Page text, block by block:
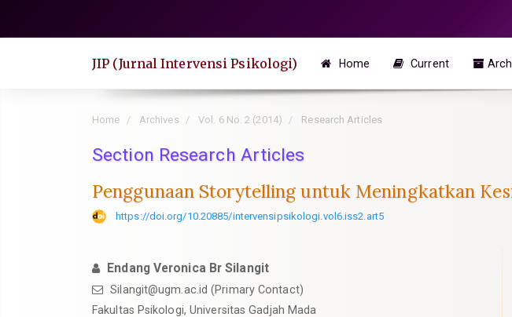
JIP (Jurnal Intervensi Psikologi) Home Current
Home Archives Vol. 6 No. 2 (2014) Research Articles
Section Research Articles
Penggunaan Storytelling untuk Meningkatkan
https://doi.org/10.20885/intervensipsikologi.vol6.iss2.art5
Endang Veronica Br Silangit
Silangit@ugm.ac.id (Primary Contact)
Fakultas Psikologi, Universitas Gadjah Mada